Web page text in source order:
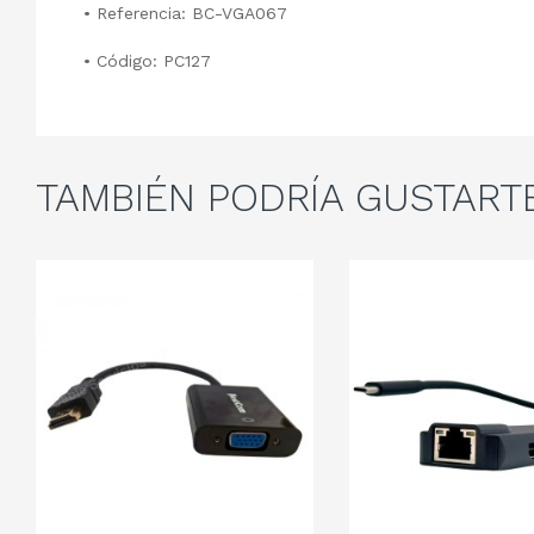
• Referencia: BC-VGA067
• Código: PC127
TAMBIÉN PODRÍA